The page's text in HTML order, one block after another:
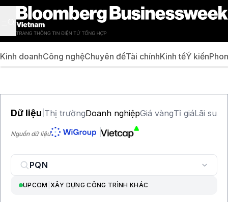
Kinh doanhCông nghệChuyên đềTài chínhKinh tếÝ kiến
Dữ liệu Thị trườngDoanh nghiệpGiá vàngTỉ giáLãi suất
Nguồn dữ liệu
UPCOM |XÂY DỰNG CÔNG TRÌNH KHÁC